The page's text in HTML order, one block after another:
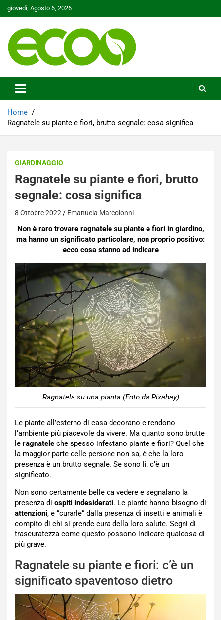
Skip
to
giovedì, Agosto 6, 2026
Ecoo.it
Home
Ragnatele su piante e fiori, brutto segnale: cosa significa
GIARDINAGGIO
Ragnatele su piante e fiori, brutto
segnale: cosa significa
8 Ottobre 2022 Emanuela Marcoionni
Non è raro trovare ragnatele su piante e fiori in giardino,
ma hanno un significato particolare, non proprio positivo:
ecco cosa stanno ad indicare
Ragnatela su una pianta (Foto da Pixabay)
Le piante all’esterno di casa decorano e rendono
l’ambiente più piacevole da vivere. Ma quanto sono brutte
le ragnatele che spesso infestano piante e fiori? Quel che
la maggior parte delle persone non sa, è che la loro
presenza è un brutto segnale. Se sono lì, c’è un
significato.
Non sono certamente belle da vedere e segnalano la
presenza di ospiti indesiderati. Le piante hanno bisogno di
attenzioni, e “curarle” dalla presenza di insetti e animali è
compito di chi si prende cura della loro salute. Segni di
trascuratezza come questo possono indicare qualcosa di
più grave.
Ragnatele su piante e fiori: c’è un
significato spaventoso dietro